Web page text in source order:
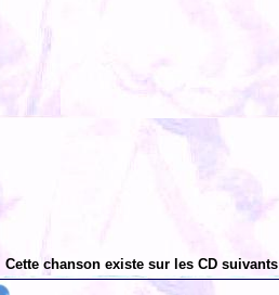
Cette chanson existe sur les CD